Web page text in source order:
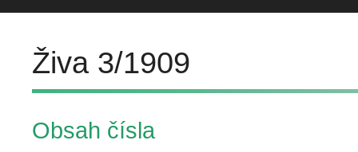
Živa 3/1909
Obsah čísla